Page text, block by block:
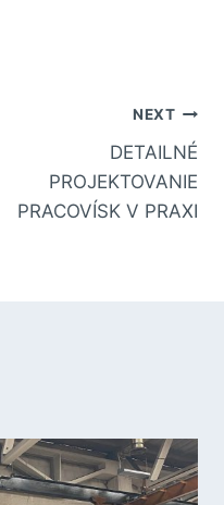
NEXT
DETAILNÉ
PROJEKTOVANIE
PRACOVÍSK V PRAXI